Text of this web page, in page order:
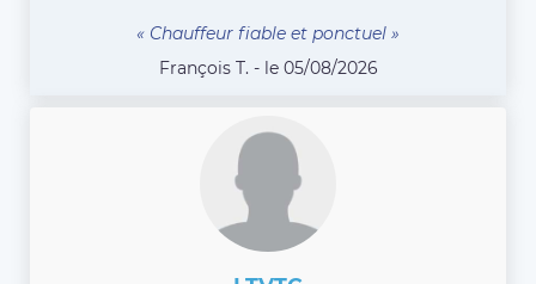
« Chauffeur fiable et ponctuel »
François T. - le 05/08/2026